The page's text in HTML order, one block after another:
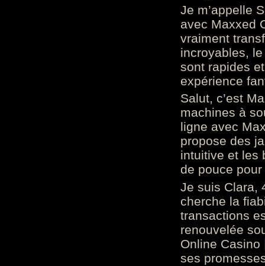
Je m’appelle
avec Maxxed
vraiment
incroyables,
sont rapides
expérience
Salut, c’est
machines à
ligne avec
propose des
intuitive et les
de pouce
Je suis Clara,
cherche la
transactions
renouvelée
Online
ses